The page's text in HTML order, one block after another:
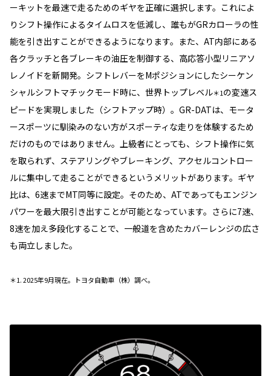
ーキットを最速で走るためのギヤを正確に選択します。これによ
りシフト操作によるタイムロスを低減し、誰もがGRカローラの性
能を引き出すことができるようになります。また、AT内部にある
各クラッチと各ブレーキの油圧を制御する、高応答小型リニアソ
レノイドを新開発。シフトレバーをMポジションにしたシーケン
シャルシフトマチックモード時に、世界トップレベル＊1の変速ス
ピードを実現しました（シフトアップ時）。GR-DATは、モータ
ースポーツに馴染みのない方がスポーティな走りを体験するため
だけのものではありません。上級者にとっても、シフト操作に気
を取られず、ステアリングやブレーキング、アクセルコントロー
ルに集中して走ることができるというメリットがあります。ギヤ
比は、6速までMT同等に設定。そのため、ATであってもエンジン
パワーを最大限引き出すことが可能となっています。さらに7速、
8速を加え多段化することで、一般道を含めたカバーレンジの広さ
も両立しました。
＊1. 2025年9月現在。トヨタ自動車（株）調べ。